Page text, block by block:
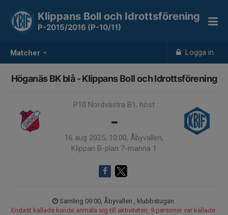
Matcher Logga in
Klippans Boll och Idrottsförening
P-2015/2016 (P-10/11)
Höganäs BK blå - Klippans Boll och Idrottsförening
P10 Nordvästra B1, höst
-
16 aug 2025, 10:00, Åbyvallen,
Klippan B-plan 7-manna 1
Samling 09:00, Åbyvallen , klubbstugan.
Endast kallade kunde anmäla sig till aktiviteten. 9 personer var kallade.